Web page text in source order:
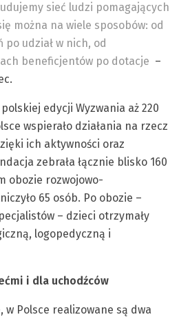
sieć ludzi pomagających
można na wiele sposobów: od
udział w nich, od
beneficjentów po dotacje –
edycji Wyzwania aż 220
wspierało działania na rzecz
ich aktywności oraz
zebrała łącznie blisko 160
obozie rozwojowo-
65 osób. Po obozie –
– dzieci otrzymały
logopedyczną i
i dla uchodźców
w Polsce realizowane są dwa